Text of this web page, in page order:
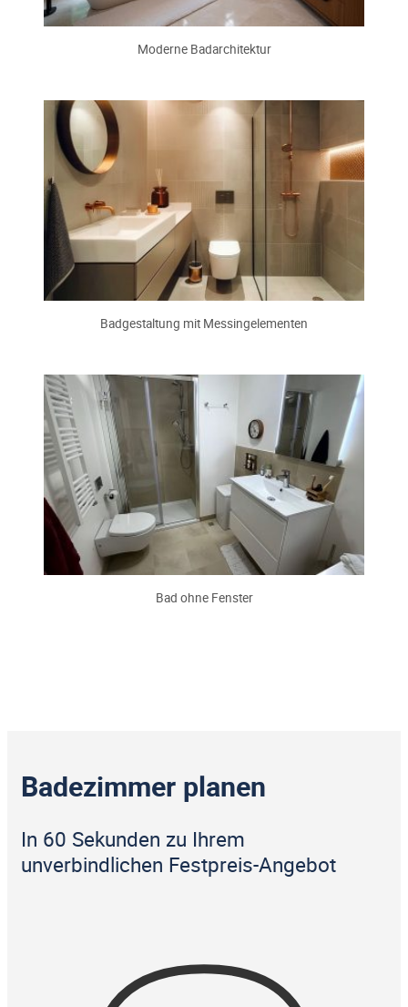
Moderne Badarchitektur
Badgestaltung mit Messingelementen
Bad ohne Fenster
Badezimmer planen
In 60 Sekunden zu Ihrem
unverbindlichen Festpreis-Angebot